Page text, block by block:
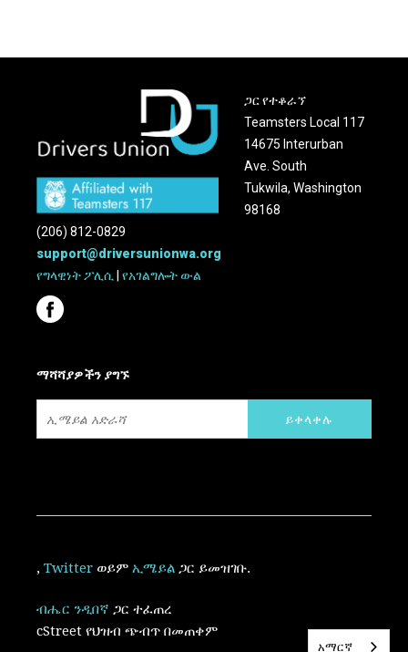
ጋር የተቆራኘ
Teamsters Local 117
14675 Interurban
Ave. South
Tukwila, Washington
98168
(206) 812-0829
support@driversunionwa.org
የግላዊነት ፖሊሲ |የአገልግሎት ውል
ማሻሻያዎችን ያግኙ
,Twitter ወይምኢሜይል ጋር ይመዝገቡ.
ብሔር ንዲበኛ ጋር ተፈጠረ
cStreet የህዝብ ጭብጥበመጠቀም
አማርኛ